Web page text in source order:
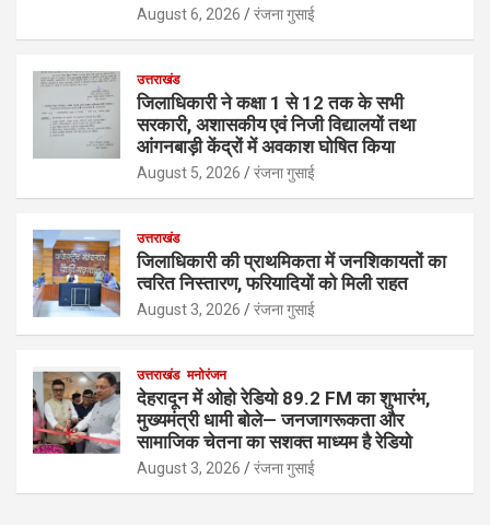
August 6, 2026 रंजना गुसाई
उत्तराखंड
जिलाधिकारी ने कक्षा 1 से 12 तक के सभी
सरकारी, अशासकीय एवं निजी विद्यालयों तथा
आंगनबाड़ी केंद्रों में अवकाश घोषित किया
August 5, 2026 रंजना गुसाई
उत्तराखंड
जिलाधिकारी की प्राथमिकता में जनशिकायतों का
त्वरित निस्तारण, फरियादियों को मिली राहत
August 3, 2026 रंजना गुसाई
उत्तराखंड मनोरंजन
देहरादून में ओहो रेडियो 89.2 FM का शुभारंभ,
मुख्यमंत्री धामी बोले— जनजागरूकता और
सामाजिक चेतना का सशक्त माध्यम है रेडियो
August 3, 2026 रंजना गुसाई